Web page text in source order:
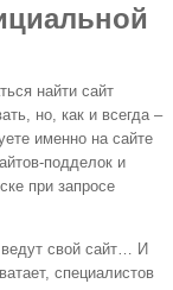
найти сайт
но, как и всегда –
именно на сайте
подделок и
при запросе
свой сайт… И
специалистов